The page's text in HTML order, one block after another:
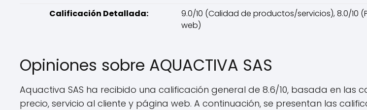
Calificación Detallada:
9.0/10 (Calidad de productos/servicios), 8.0/10
web)
Opiniones sobre AQUACTIVA SAS
Aquactiva SAS ha recibido una calificación general de 8.6/10, basada en
precio, servicio al cliente y página web. A continuación, se presentan las